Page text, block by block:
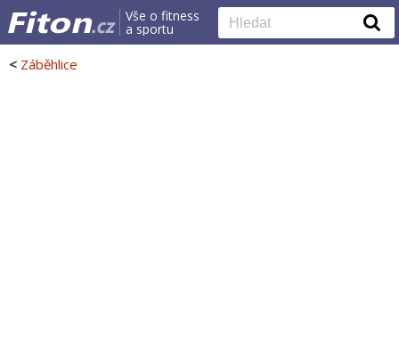
Vše o fitness
a sportu
< Záběhlice